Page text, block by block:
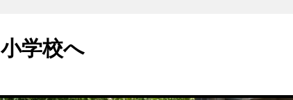
学校へ